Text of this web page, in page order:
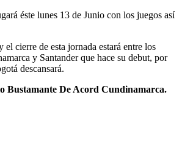
éste lunes 13 de Junio con los juegos así
cierre de esta jornada estará entre los
y Santander que hace su debut, por
descansará.
Bustamante De Acord Cundinamarca.